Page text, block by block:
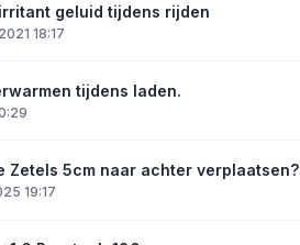
geluid tijdens rijden
18:17
tijdens laden.
Zetels 5cm naar achter verplaatsen?
19:17